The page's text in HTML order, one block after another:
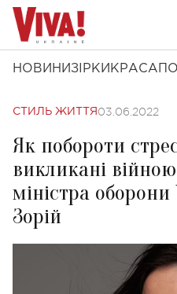
НОВИНИ ЗІРКИ КРАСА
СТИЛЬ ЖИТТЯ 03.06.2022
Як побороти
викликані
міністра
Зорій